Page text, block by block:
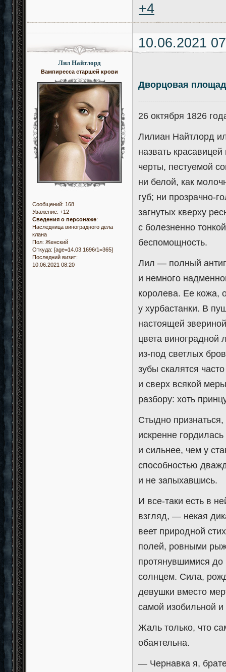
+4
10.06.2021
Лил Найтлорд
Вампиресса старшей крови
Сообщений: 168
Уважение: +12
Сведения о персонаже:
Наследница виноградного дела
клана
Пол: Женский
Откуда: [age=14.03.1696/1=365]
Последний визит:
10.06.2021 08:20
Дворцовая
26 октября 1826
Лилиан Найтлорд
назвать
черты, пестуемой
ни белой, как
губ; ни прозрачно-
загнутых кверху
с болезненно
беспомощность.
Лил — полный
и немного
королева. Ее кожа,
у хурбастанки. В
настоящей
цвета виноградной
из-под светлых
зубы скалятся
и сверх всякой
разбору: хоть
Стыдно
искренне
и сильнее, чем у
способностью
и не запыхавшись.
И все-таки есть в
взгляд, — некая
веет природной
полей, ровными
протянувшимися до
солнцем. Сила,
девушки вместо
самой изобильной
Жаль только, что
обаятельна.
— Чернавка я,